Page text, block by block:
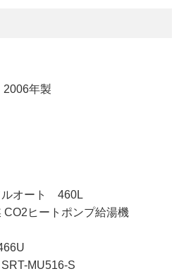
年製
ルオート 460L
ヒートポンプ給湯機
MU516-S